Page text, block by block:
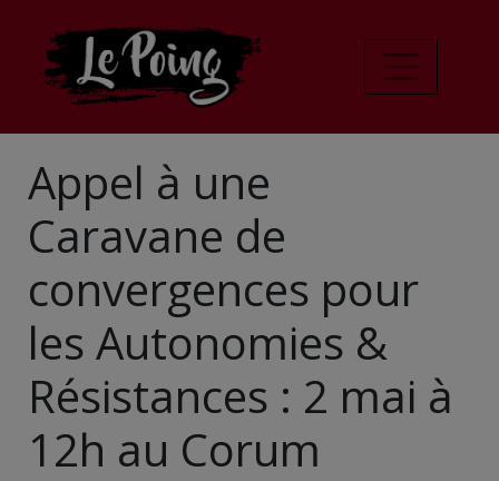
Appel à une
Caravane de
convergences pour
les Autonomies &
Résistances : 2 mai à
12h au Corum